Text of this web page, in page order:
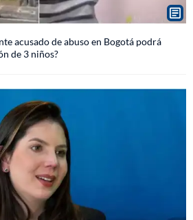
acusado de abuso en Bogotá podrá
de 3 niños?